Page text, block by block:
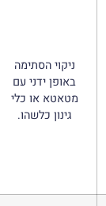
ניקוי הסתימה
באופן ידני עם
מטאטא או כלי
גינון כלשהו.